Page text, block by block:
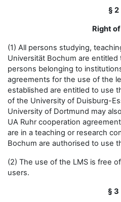
§ 2
Right
(1) All persons studying,
Universität Bochum are
persons belonging to
agreements for the use of the
established are entitled to use
of the University of Duisburg-
University of Dortmund may
UA Ruhr cooperation
are in a teaching or research
Bochum are authorised to use
(2) The use of the LMS is free
users.
§ 3